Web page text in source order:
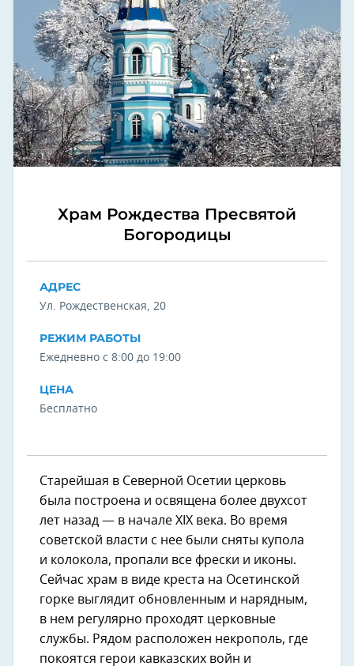
Храм Рождества Пресвятой
Богородицы
АДРЕС
Ул. Рождественская, 20
РЕЖИМ РАБОТЫ
Ежедневно с 8:00 до 19:00
ЦЕНА
Бесплатно
Старейшая в Северной Осетии церковь
была построена и освящена более двухсот
лет назад — в начале XIX века. Во время
советской власти с нее были сняты купола
и колокола, пропали все фрески и иконы.
Сейчас храм в виде креста на Осетинской
горке выглядит обновленным и нарядным,
в нем регулярно проходят церковные
службы. Рядом расположен некрополь, где
покоятся герои кавказских войн и